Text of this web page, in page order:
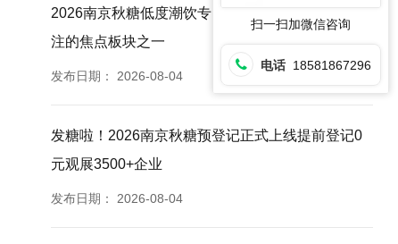
2026南京秋糖低度潮饮专区是本届秋糖*受业内关
注的焦点板块之一
发布日期： 2026-08-04
发糖啦！2026南京秋糖预登记正式上线提前登记0
元观展3500+企业
发布日期： 2026-08-04
扫一扫加微信咨询
电话 18581867296